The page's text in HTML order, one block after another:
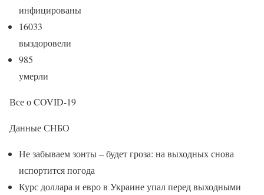
инфицированы
16033
выздоровели
985
умерли
Все о COVID-19
Данные СНБО
Не забываем зонты – будет гроза: на выходных снова
испортится погода
Курс доллара и евро в Украине упал перед выходными